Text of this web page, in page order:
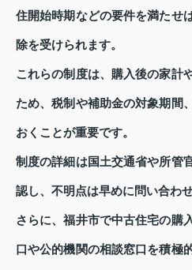
住開始時期などの要件を満たせ
除を受けられます。
これらの制度は、購入後の家計
ため、税制や補助金の対象期間
おくことが重要です。
制度の詳細は国土交通省や所管
認し、不明点は早めに問い合わ
さらに、福井市で中古住宅の購
口や公的機関の相談窓口を積極